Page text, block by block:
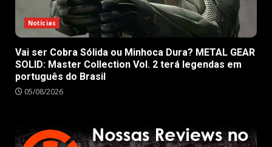
Notícias
Vai ser Cobra Sólida ou Minhoca Dura? METAL GEAR
SOLID: Master Collection Vol. 2 terá legendas em
português do Brasil
05/08/2026